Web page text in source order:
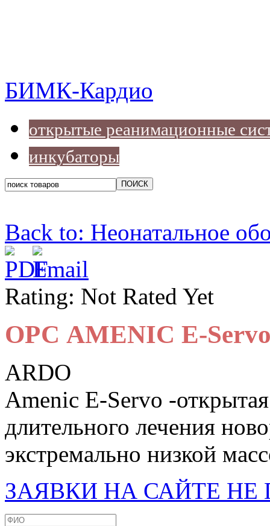
БИМК-Кардио
открытые реанимационные
инкубаторы
Back to: Неонатальное
Rating: Not Rated Yet
ОРС AMENIC E-
ARDO
Amenic E-Servo -
длительного лечения
экстремально низкой
ЗАЯВКИ НА САЙТЕ